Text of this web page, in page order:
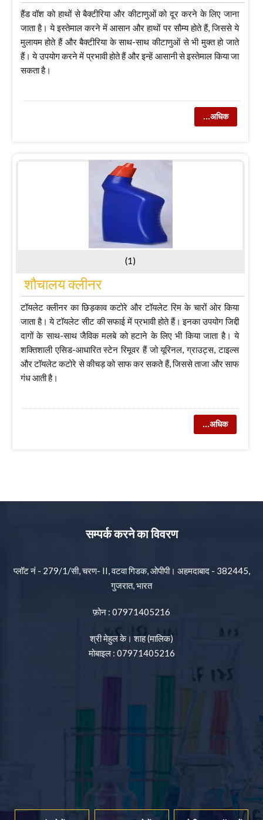
हैंड वॉश को हाथों से बैक्टीरिया और कीटाणुओं को दूर करने के लिए जाना
जाता है। ये इस्तेमाल करने में आसान और हाथों पर सौम्य होते हैं, जिससे ये
मुलायम होते हैं और बैक्टीरिया के साथ-साथ कीटाणुओं से भी मुक्त हो जाते
हैं। ये उपयोग करने में प्रभावी होते हैं और इन्हें आसानी से इस्तेमाल किया जा
सकता है।
...अधिक
(1)
शौचालय क्लीनर
टॉयलेट क्लीनर का छिड़काव कटोरे और टॉयलेट रिम के चारों ओर किया
जाता है। ये टॉयलेट सीट की सफाई में प्रभावी होते हैं। इनका उपयोग जिद्दी
दागों के साथ-साथ जैविक मलबे को हटाने के लिए भी किया जाता है। ये
शक्तिशाली एसिड-आधारित स्टेन रिमूवर हैं जो यूरिनल, ग्राउट्स, टाइल्स
और टॉयलेट कटोरे से कीचड़ को साफ कर सकते हैं, जिससे ताजा और साफ
गंध आती है।
...अधिक
सम्पर्क करने का विवरण
प्लॉट नं - 279/1/सी, चरण- II, वटवा गिडक, ओपीपी। अहमदाबाद - 382445,
गुजरात, भारत
फ़ोन : 07971405216
श्री मेहुल के। शाह(मालिक)
मोबाइल : 07971405216